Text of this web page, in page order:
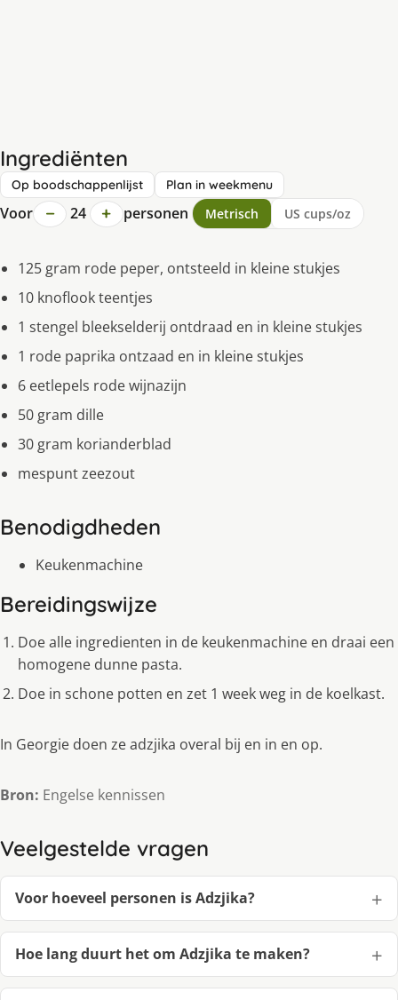
Ingrediënten
Op boodschappenlijst Plan in weekmenu
Voor − 24 + personen Metrisch US cups/oz
125 gram rode peper, ontsteeld in kleine stukjes
10 knoflook teentjes
1 stengel bleekselderij ontdraad en in kleine stukjes
1 rode paprika ontzaad en in kleine stukjes
6 eetlepels rode wijnazijn
50 gram dille
30 gram korianderblad
mespunt zeezout
Benodigdheden
Keukenmachine
Bereidingswijze
Doe alle ingredienten in de keukenmachine en draai een
homogene dunne pasta.
Doe in schone potten en zet 1 week weg in de koelkast.
In Georgie doen ze adzjika overal bij en in en op.
Bron: Engelse kennissen
Veelgestelde vragen
Voor hoeveel personen is Adzjika?
Hoe lang duurt het om Adzjika te maken?